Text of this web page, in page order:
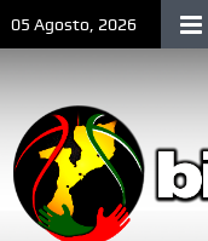
05 Agosto, 2026